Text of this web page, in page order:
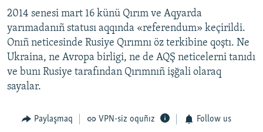
2014 senesi mart 16 künü Qırım ve Aqyarda
yarımadanıñ statusı aqqında «referendum» keçirildi.
Onıñ neticesinde Rusiye Qırımnı öz terkibine qoştı. Ne
Ukraina, ne Avropa birligi, ne de AQŞ neticelerni tanıdı
ve bunı Rusiye tarafından Qırımnıñ işğali olaraq
sayalar.
Paylaşmaq VPN-siz oquñız Follow us